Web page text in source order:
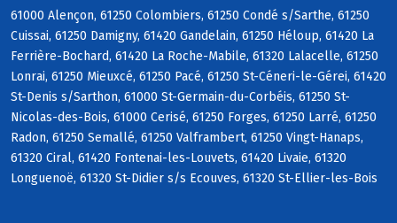
61000 Alençon, 61250 Colombiers, 61250 Condé s/Sarthe, 61250
Cuissai, 61250 Damigny, 61420 Gandelain, 61250 Héloup, 61420 La
Ferrière-Bochard, 61420 La Roche-Mabile, 61320 Lalacelle, 61250
Lonrai, 61250 Mieuxcé, 61250 Pacé, 61250 St-Céneri-le-Gérei, 61420
St-Denis s/Sarthon, 61000 St-Germain-du-Corbéis, 61250 St-
Nicolas-des-Bois, 61000 Cerisé, 61250 Forges, 61250 Larré, 61250
Radon, 61250 Semallé, 61250 Valframbert, 61250 Vingt-Hanaps,
61320 Ciral, 61420 Fontenai-les-Louvets, 61420 Livaie, 61320
Longuenoë, 61320 St-Didier s/s Ecouves, 61320 St-Ellier-les-Bois